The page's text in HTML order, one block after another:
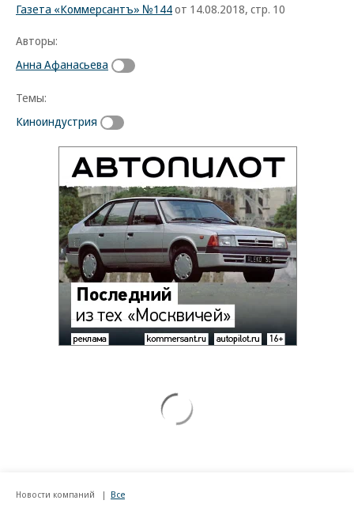
Газета «Коммерсантъ» №144от 14.08.2018, стр. 10
Авторы:
Анна Афанасьева
Темы:
Киноиндустрия
Новости компаний Все